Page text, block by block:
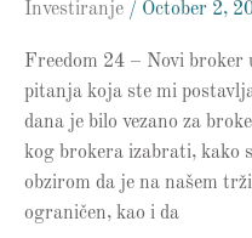
Investiranje / October 2,
Freedom 24 – Novi broker
pitanja koja ste mi
dana je bilo vezano za
kog brokera izabrati, kako
obzirom da je na našem
ograničen, kao i da